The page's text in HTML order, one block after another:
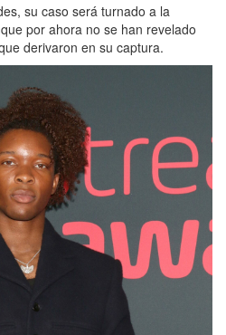
su caso será turnado a la
por ahora no se han revelado
derivaron en su captura.